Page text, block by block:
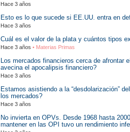
Hace 3 años
Esto es lo que sucede si EE.UU. entra en
Hace 3 años
Cuál es el valor de la plata y cuántos tipos
Hace 3 años • Materias Primas
Los mercados financieros cerca de afrontar
avecina el apocalipsis financiero?
Hace 3 años
Estamos asistiendo a la “desdolarización”
los mercados?
Hace 3 años
No invierta en OPVs. Desde 1968 hasta
mantener en las OPI tuvo un rendimiento